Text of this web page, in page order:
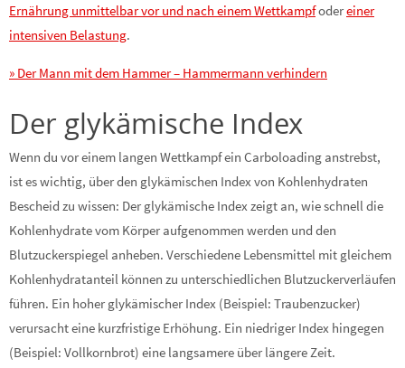
Ernährung unmittelbar vor und nach einem Wettkampfodereiner
intensiven Belastung.
» Der Mann mit dem Hammer – Hammermann verhindern
Der glykämische Index
Wenn du vor einem langen Wettkampf ein Carboloading anstrebst,
ist es wichtig, über den glykämischen Index von Kohlenhydraten
Bescheid zu wissen: Der glykämische Index zeigt an, wie schnell die
Kohlenhydrate vom Körper aufgenommen werden und den
Blutzuckerspiegel anheben. Verschiedene Lebensmittel mit gleichem
Kohlenhydratanteil können zu unterschiedlichen Blutzuckerverläufen
führen. Ein hoher glykämischer Index (Beispiel: Traubenzucker)
verursacht eine kurzfristige Erhöhung. Ein niedriger Index hingegen
(Beispiel: Vollkornbrot) eine langsamere über längere Zeit.